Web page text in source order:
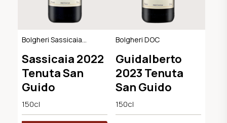
Bolgheri Sassicaia
Sassicaia 2022
Tenuta San
Guido
150cl
Bolgheri DOC
Guidalberto
2023 Tenuta
San Guido
150cl